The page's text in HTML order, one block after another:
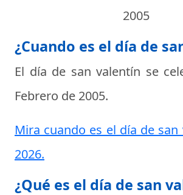
2005
¿Cuando es el día de
El día de san valentín se
Febrero de 2005.
Mira cuando es el día de
2026.
¿Qué es el día de san